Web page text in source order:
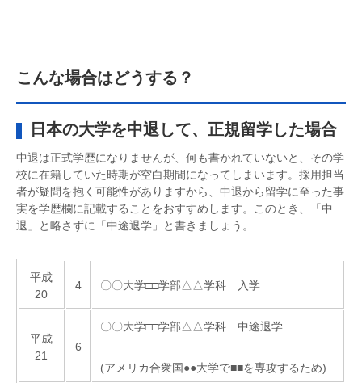
こんな場合はどうする？
日本の大学を中退して、正規留学した場合
中退は正式学歴になりませんが、何も書かれていないと、その学
校に在籍していた時期が空白期間になってしまいます。採用担当
者が疑問を抱く可能性がありますから、中退から留学に至った事
実を学歴欄に記載することをおすすめします。このとき、「中
退」と略さずに「中途退学」と書きましょう。
平成
20
4 〇〇大学□□学部△△学科 入学
平成
21
6
〇〇大学□□学部△△学科 中途退学
(アメリカ合衆国●●大学で■■を専攻するため)